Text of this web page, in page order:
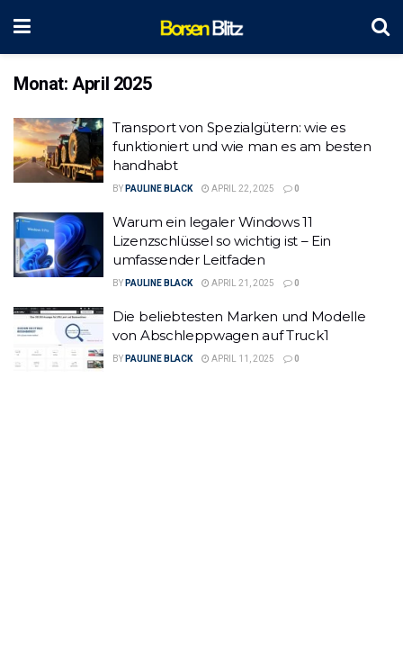
Monat:April 2025
Transport von Spezialgütern: wie es
funktioniert und wie man es am besten
handhabt
BY PAULINE BLACK APRIL 22, 2025 0
Warum ein legaler Windows 11
Lizenzschlüssel so wichtig ist – Ein
umfassender Leitfaden
BY PAULINE BLACK APRIL 21, 2025 0
Die beliebtesten Marken und Modelle
von Abschleppwagen auf Truck1
BY PAULINE BLACK APRIL 11, 2025 0